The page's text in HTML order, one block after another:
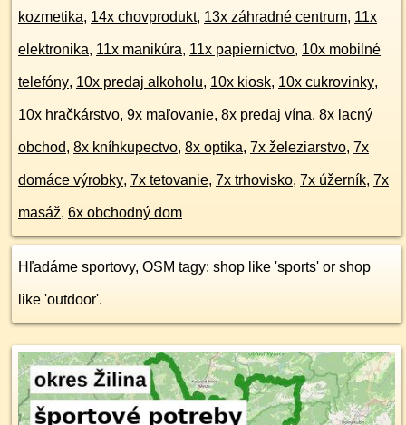
kozmetika, 14x chovprodukt, 13x záhradné centrum, 11x
elektronika, 11x manikúra, 11x papiernictvo, 10x mobilné
telefóny, 10x predaj alkoholu, 10x kiosk, 10x cukrovinky,
10x hračkárstvo, 9x maľovanie, 8x predaj vína, 8x lacný
obchod, 8x kníhkupectvo, 8x optika, 7x železiarstvo, 7x
domáce výrobky, 7x tetovanie, 7x trhovisko, 7x úžerník, 7x
masáž, 6x obchodný dom
Hľadáme sportovy, OSM tagy: shop like 'sports' or shop
like 'outdoor'.